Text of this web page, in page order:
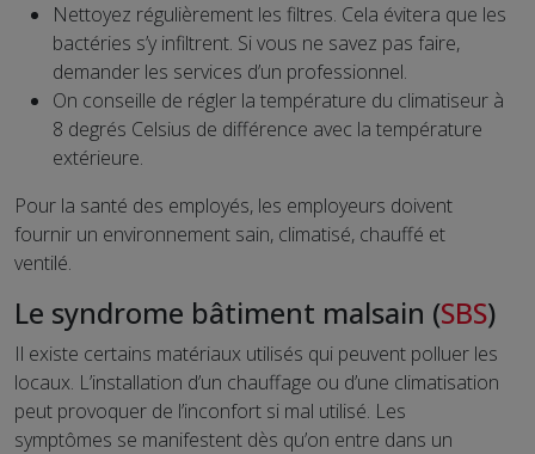
Nettoyez régulièrement les filtres. Cela évitera que les
bactéries s’y infiltrent. Si vous ne savez pas faire,
demander les services d’un professionnel.
On conseille de régler la température du climatiseur à
8 degrés Celsius de différence avec la température
extérieure.
Pour la santé des employés, les employeurs doivent
fournir un environnement sain, climatisé, chauffé et
ventilé.
Le syndrome bâtiment malsain (SBS)
Il existe certains matériaux utilisés qui peuvent polluer les
locaux. L’installation d’un chauffage ou d’une climatisation
peut provoquer de l’inconfort si mal utilisé. Les
symptômes se manifestent dès qu’on entre dans un